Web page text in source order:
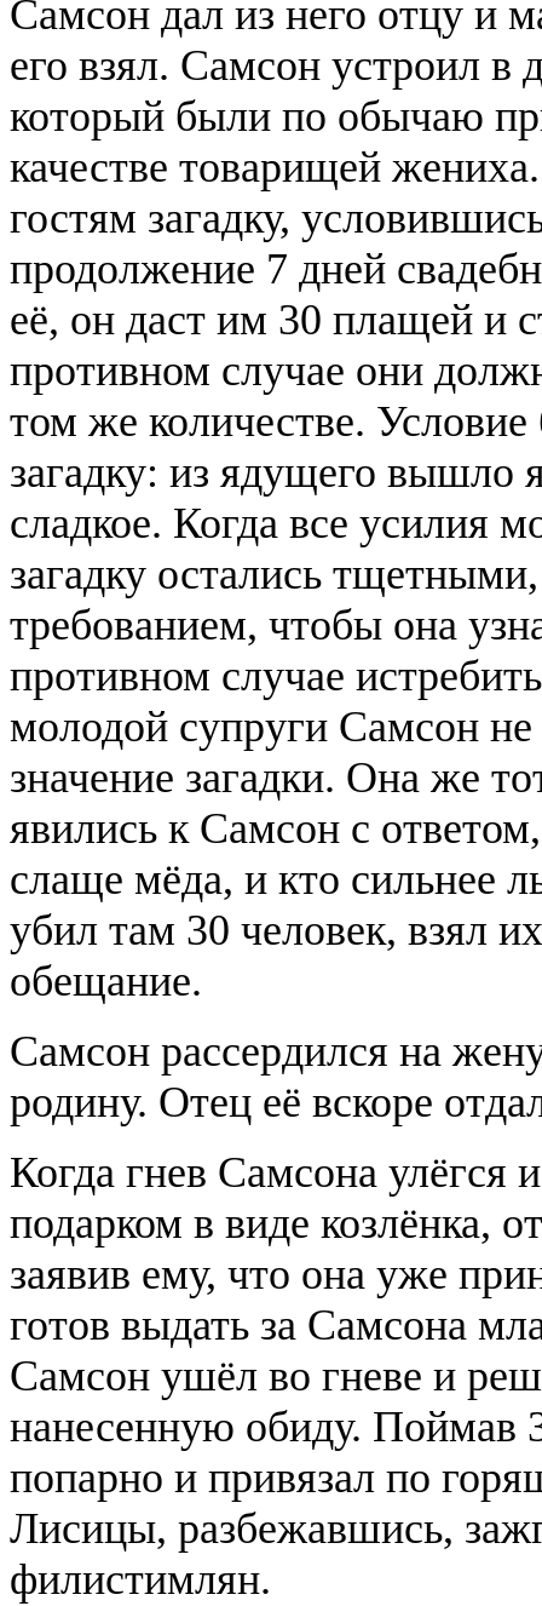
Самсон дал из него отцу и
его взял. Самсон устроил в
который были по обычаю
качестве товарищей
гостям загадку,
продолжение 7 дней
её, он даст им 30 плащей и
противном случае они
том же количестве.
загадку: из ядущего вышло
сладкое. Когда все усилия
загадку остались
требованием, чтобы она
противном случае
молодой супруги Самсон
значение загадки. Она же
явились к Самсон с
слаще мёда, и кто сильнее
убил там 30 человек, взял
обещание.
Самсон рассердился на
родину. Отец её вскоре
Когда гнев Самсона улёгся
подарком в виде козлёнка,
заявив ему, что она уже
готов выдать за Самсона
Самсон ушёл во гневе и
нанесенную обиду. Поймав
попарно и привязал по
Лисицы, разбежавшись,
филистимлян.